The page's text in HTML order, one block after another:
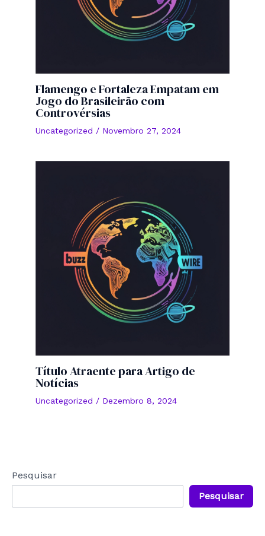
Flamengo e Fortaleza Empatam em
Jogo do Brasileirão com
Controvérsias
Uncategorized / Novembro 27, 2024
Título Atraente para Artigo de
Notícias
Uncategorized / Dezembro 8, 2024
Pesquisar
Pesquisar